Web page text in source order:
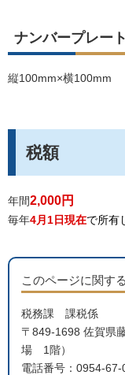
ナンバープレー
縦100mm×横100mm
税額
年間2,000円
毎年4月1日現在で所有
このページに関す
税務課 課税係
〒849-1698 佐賀県
場 1階）
電話番号：0954-67-